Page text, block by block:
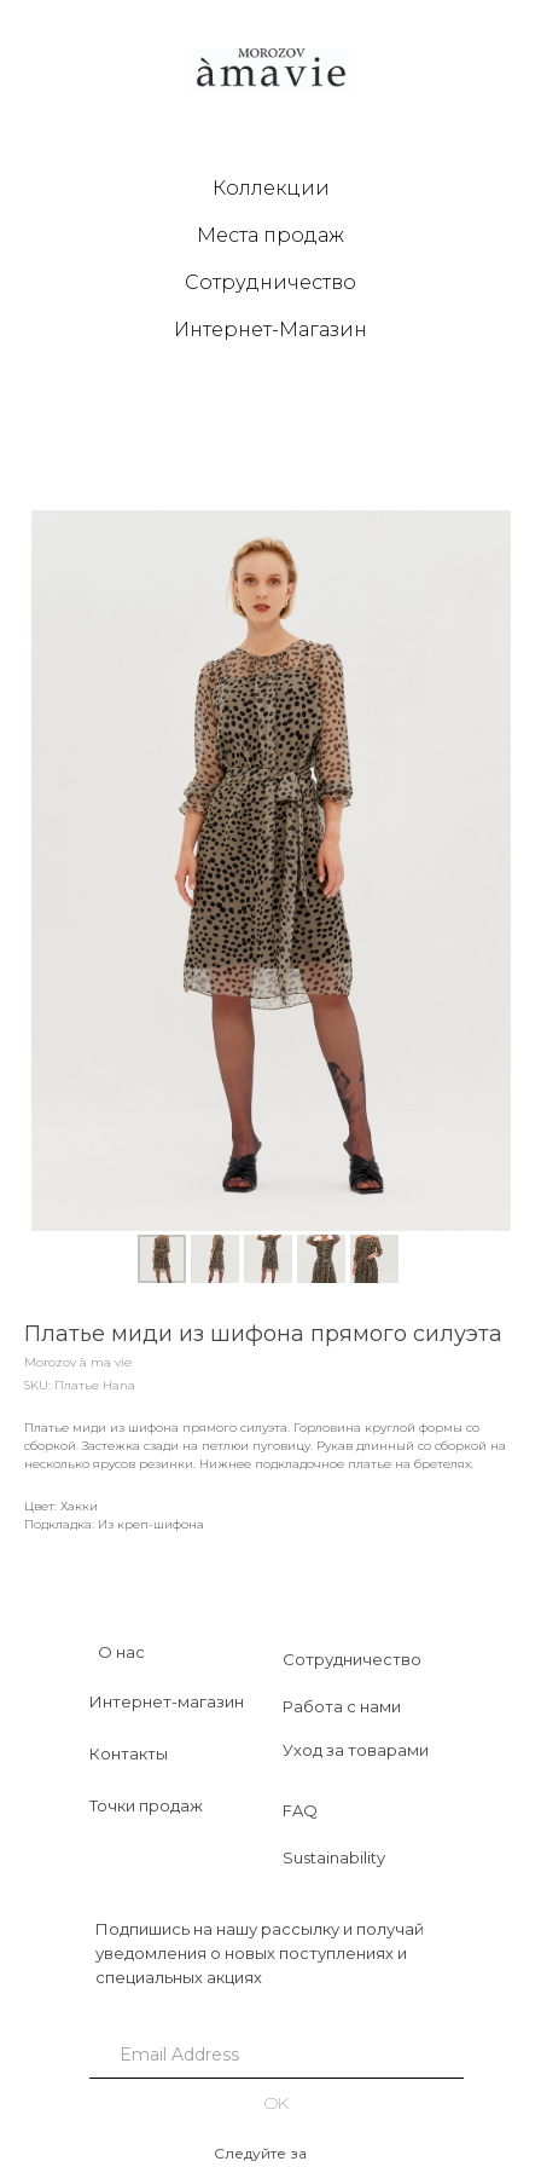
Коллекции
Места продаж
Сотрудничество
Интернет-Магазин
Платье миди из шифона прямого силуэта
Morozov à ma vie
SKU: Платье Hana
Платье миди из шифона прямого силуэта. Горловина круглой формы со
сборкой. Застежка сзади на петлюи пуговицу. Рукав длинный со сборкой на
несколько ярусов резинки. Нижнее подкладочное платье на бретелях.
Цвет: Хакки
Подкладка: Из креп-шифона
Уход за товарами
Контакты
Подпишись на нашу рассылку и получай
уведомления о новых поступлениях и
специальных акциях
Следуйте за
О нас
FAQ
Sustainability
Сотрудничество
Работа с нами
Точки продаж
Интернет-магазин
OK